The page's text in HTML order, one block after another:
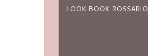
LOOK BOOK ROSSARIO